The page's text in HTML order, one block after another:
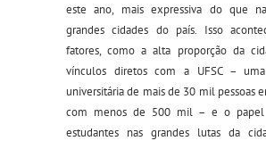
este ano, mais expressiva do que
grandes cidades do país. Isso
fatores, como a alta proporção da
vínculos diretos com a UFSC –
universitária de mais de 30 mil pessoas
com menos de 500 mil – e o papel
estudantes nas grandes lutas da